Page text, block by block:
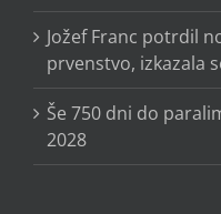
Jožef Franc potrdil
prvenstvo, izkazala
Še 750 dni do
2028